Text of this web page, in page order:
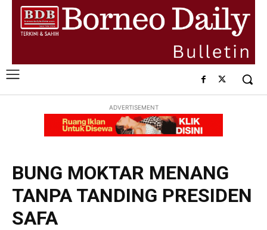
ADVERTISEMENT
BUNG MOKTAR MENANG
TANPA TANDING PRESIDEN
SAFA